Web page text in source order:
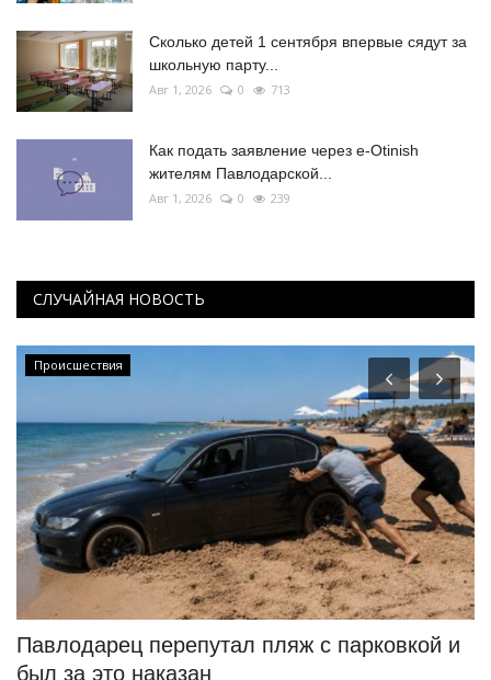
Сколько детей 1 сентября впервые сядут за
школьную парту...
Авг 1, 2026 0 713
Как подать заявление через e-Otinish
жителям Павлодарской...
Авг 1, 2026 0 239
СЛУЧАЙНАЯ НОВОСТЬ
Происшествия
Павлодарец перепутал пляж с парковкой и
был за это наказан